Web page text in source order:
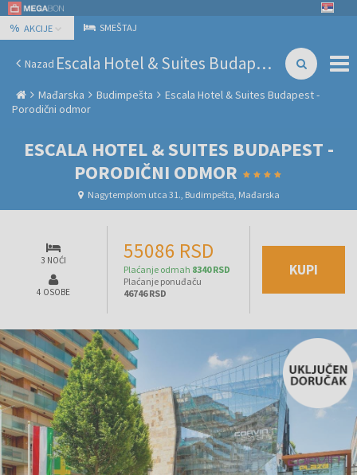
% AKCIJE SMEŠTAJ
Nazad Escala Hotel & Suites Budapest - Porodični odmor
Mađarska Budimpešta
Escala Hotel & Suites Budapest -
Porodični odmor
ESCALA HOTEL & SUITES BUDAPEST -
PORODIČNI ODMOR
Nagytemplom utca 31., Budimpešta, Mađarska
3 NOĆI
4 OSOBE
55086 RSD
Plaćanje odmah 8340 RSD
Plaćanje ponuđaču
46746 RSD
KUPI